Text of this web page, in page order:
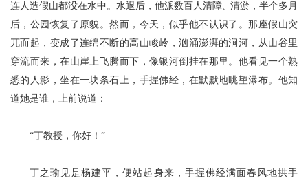
连人造假山都没在水中。水退后，他派数百人清障、 清淤 ，半个多月
后，公园恢复了原貌。然而，今天，似乎他不认识了。那座假山突
兀而起，变成了连绵不断的高山峻岭，汹涌澎湃的涧河，从山谷里
穿流而来，在山崖上飞腾而下，像银河倒挂在那里。他看见一个熟
悉的人影，坐在一块条石上，手握佛经，在默默地眺望瀑布。他知
道她是谁，上前说道：
“丁教授，你好！”
丁之瑜见是杨建平，便站起身来，手握佛经满面春风地拱手